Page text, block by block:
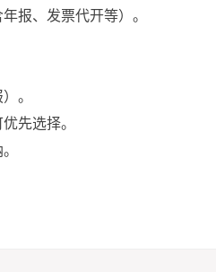
报、发票代开等）。
。
先选择。